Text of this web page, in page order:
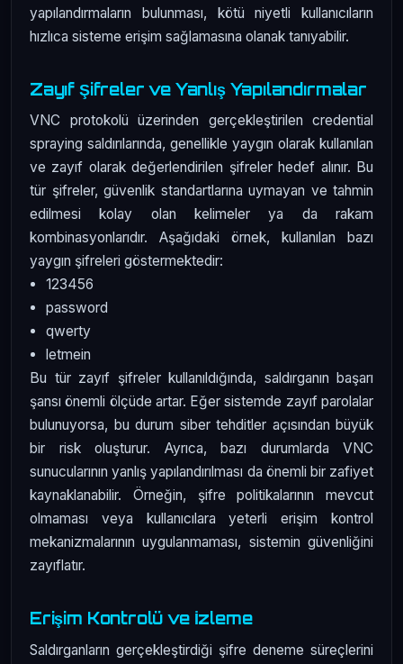
yapılandırmaların bulunması, kötü niyetli kullanıcıların
hızlıca sisteme erişim sağlamasına olanak tanıyabilir.
Zayıf Şifreler ve Yanlış Yapılandırmalar
VNC protokolü üzerinden gerçekleştirilen credential
spraying saldırılarında, genellikle yaygın olarak kullanılan
ve zayıf olarak değerlendirilen şifreler hedef alınır. Bu
tür şifreler, güvenlik standartlarına uymayan ve tahmin
edilmesi kolay olan kelimeler ya da rakam
kombinasyonlarıdır. Aşağıdaki örnek, kullanılan bazı
yaygın şifreleri göstermektedir:
123456
password
qwerty
letmein
Bu tür zayıf şifreler kullanıldığında, saldırganın başarı
şansı önemli ölçüde artar. Eğer sistemde zayıf parolalar
bulunuyorsa, bu durum siber tehditler açısından büyük
bir risk oluşturur. Ayrıca, bazı durumlarda VNC
sunucularının yanlış yapılandırılması da önemli bir zafiyet
kaynaklanabilir. Örneğin, şifre politikalarının mevcut
olmaması veya kullanıcılara yeterli erişim kontrol
mekanizmalarının uygulanmaması, sistemin güvenliğini
zayıflatır.
Erişim Kontrolü ve İzleme
Saldırganların gerçekleştirdiği şifre deneme süreçlerini